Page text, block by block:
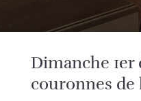
Dimanche
couronnes de